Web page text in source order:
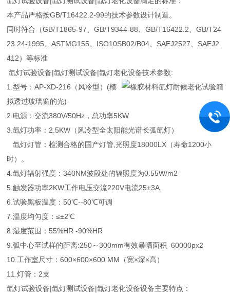
本产品严格按GB/T16422.2-99的技术参数设计制造。
同时符合（GB/T1865-97、GB/T9344-88、GB/T16422.2、GB/T24
23.24-1995、ASTMG155、ISO10SB02/B04、SAEJ2527、SAEJ2
412）等标准
氙灯试验设备|氙灯测试设备|氙灯老化设备技术参数:
1.型号：AP-XD-216（风冷型）(模
拟透过玻璃窗的光)
2.电源：交流380V/50Hz，总功率5KW
3.氙灯功率：2.5KW（风冷型全太阳能光谱长弧氙灯）
氙灯灯管：检测合格的国产灯管,光照度18000LX（寿命1200小
时）。
4.氙灯辐射强度：340NM波段处的辐照度为0.55W/m2
5.触发器功率2KW工作电压交流220V电流25±3A.
6.试验黑板温度：50℃--80℃可调
7.温度均匀度：≤±2℃
8.湿度范围：55%HR -90%HR
9.弧中心至试样的距离:250～300mm有效暴晒面积 60000px2
10.工作室尺寸：600×600×600 MM（宽×深×高）
11.灯管：2支
氙灯试验设备|氙灯测试设备|氙灯老化设备设备主要特点：